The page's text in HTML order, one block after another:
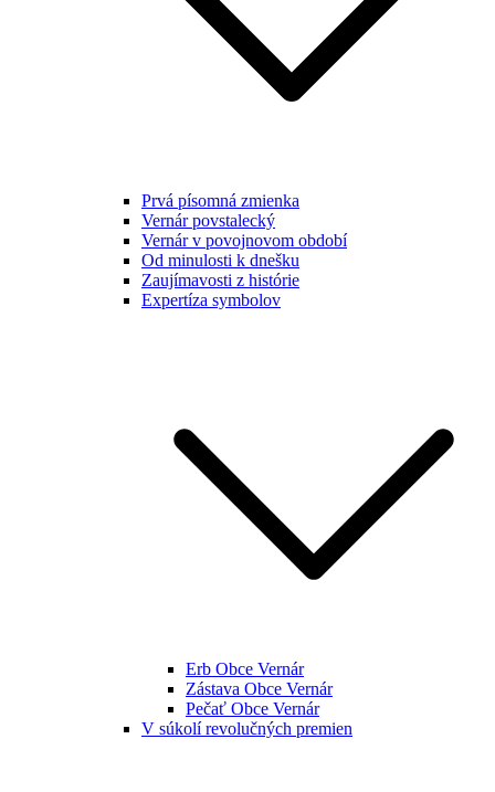
Prvá písomná zmienka
Vernár povstalecký
Vernár v povojnovom období
Od minulosti k dnešku
Zaujímavosti z histórie
Expertíza symbolov
Erb Obce Vernár
Zástava Obce Vernár
Pečať Obce Vernár
V súkolí revolučných premien